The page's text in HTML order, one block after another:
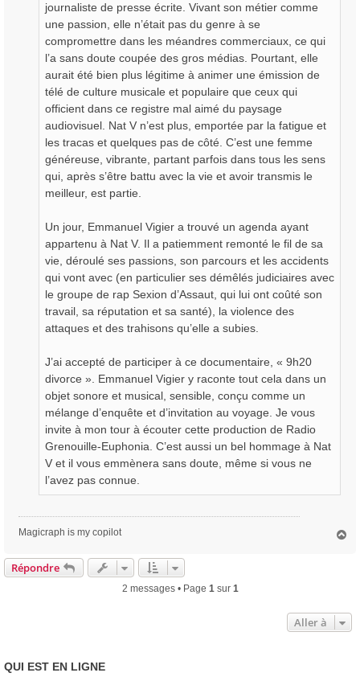
journaliste de presse écrite. Vivant son métier comme
une passion, elle n’était pas du genre à se
compromettre dans les méandres commerciaux, ce qui
l’a sans doute coupée des gros médias. Pourtant, elle
aurait été bien plus légitime à animer une émission de
télé de culture musicale et populaire que ceux qui
officient dans ce registre mal aimé du paysage
audiovisuel. Nat V n’est plus, emportée par la fatigue et
les tracas et quelques pas de côté. C’est une femme
généreuse, vibrante, partant parfois dans tous les sens
qui, après s’être battu avec la vie et avoir transmis le
meilleur, est partie.
Un jour, Emmanuel Vigier a trouvé un agenda ayant
appartenu à Nat V. Il a patiemment remonté le fil de sa
vie, déroulé ses passions, son parcours et les accidents
qui vont avec (en particulier ses démêlés judiciaires avec
le groupe de rap Sexion d’Assaut, qui lui ont coûté son
travail, sa réputation et sa santé), la violence des
attaques et des trahisons qu’elle a subies.
J’ai accepté de participer à ce documentaire, « 9h20
divorce ». Emmanuel Vigier y raconte tout cela dans un
objet sonore et musical, sensible, conçu comme un
mélange d’enquête et d’invitation au voyage. Je vous
invite à mon tour à écouter cette production de Radio
Grenouille-Euphonia. C’est aussi un bel hommage à Nat
V et il vous emmènera sans doute, même si vous ne
l’avez pas connue.
Magicraph is my copilot
Répondre
2 messages • Page 1sur 1
Aller à
QUI EST EN LIGNE